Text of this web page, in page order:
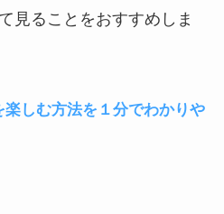
見ることをおすすめしま
しむ方法を１分でわかりや